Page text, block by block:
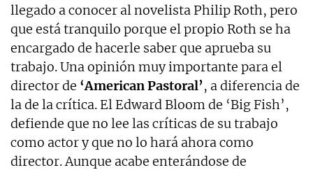
llegado a conocer al novelista Philip Roth, pero
que está tranquilo porque el propio Roth se ha
encargado de hacerle saber que aprueba su
trabajo. Una opinión muy importante para el
director de ‘American Pastoral’, a diferencia de
la de la crítica. El Edward Bloom de ‘Big Fish’,
defiende que no lee las críticas de su trabajo
como actor y que no lo hará ahora como
director. Aunque acabe enterándose de